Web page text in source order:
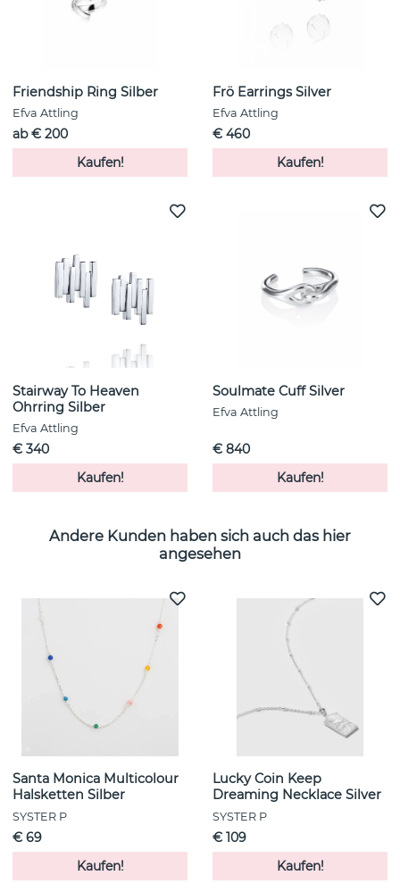
Friendship Ring Silber
Efva Attling
ab € 200
Kaufen!
Frö Earrings Silver
Efva Attling
€ 460
Kaufen!
Stairway To Heaven
Ohrring Silber
Efva Attling
€ 340
Kaufen!
Soulmate Cuff Silver
Efva Attling
€ 840
Kaufen!
Andere Kunden haben sich auch das hier
angesehen
Santa Monica Multicolour
Halsketten Silber
SYSTER P
€ 69
Kaufen!
Lucky Coin Keep
Dreaming Necklace Silver
SYSTER P
€ 109
Kaufen!